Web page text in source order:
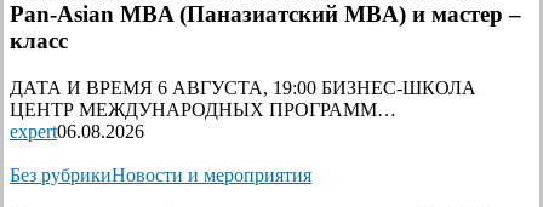
Pan-Asian MBA (Паназиатский MBA) и мастер –
класс
ДАТА И ВРЕМЯ 6 АВГУСТА, 19:00 БИЗНЕС-ШКОЛА
ЦЕНТР МЕЖДУНАРОДНЫХ ПРОГРАММ…
expert06.08.2026
Без рубрикиНовости и мероприятия